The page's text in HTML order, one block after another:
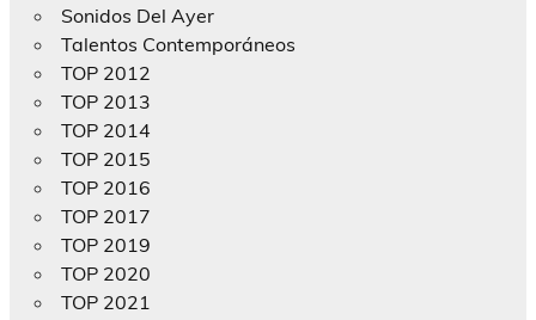
Sonidos Del Ayer
Talentos Contemporáneos
TOP 2012
TOP 2013
TOP 2014
TOP 2015
TOP 2016
TOP 2017
TOP 2019
TOP 2020
TOP 2021